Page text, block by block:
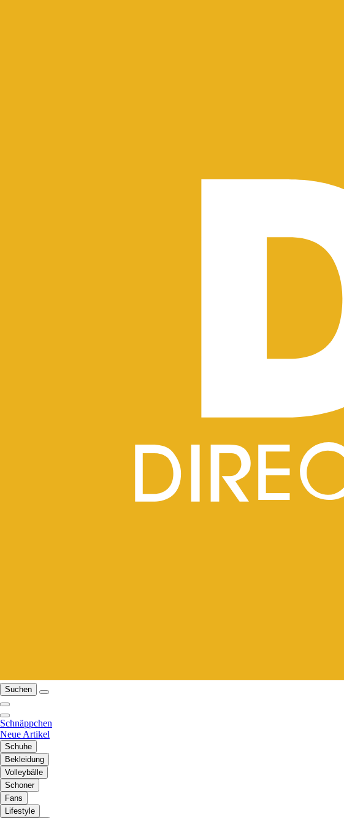
Suchen
Schnäppchen
Neue Artikel
Schuhe
Bekleidung
Volleybälle
Schoner
Fans
Lifestyle